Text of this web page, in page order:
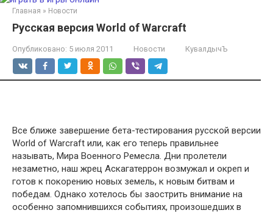
Главная » Новости
Русская версия World of Warcraft
Опубликовано: 5 июля 2011 Новости КувалдычЪ
Все ближе завершение бета-тестирования русской версии
World of Warcraft или, как его теперь правильнее
называть, Мира Военного Ремесла. Дни пролетели
незаметно, наш жрец Аскагатеррон возмужал и окреп и
готов к покорению новых земель, к новым битвам и
победам. Однако хотелось бы заострить внимание на
особенно запомнившихся событиях, произошедших в